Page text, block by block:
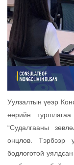
Уулзалтын үеэр
өөрийн
“Судалгааны
онцлов. Тэрбээр
бодлоготой